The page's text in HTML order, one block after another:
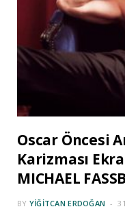
Oscar Öncesi
Karizması
MICHAEL
BY YIĞITCAN ERDOĞAN